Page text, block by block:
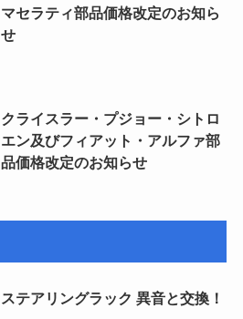
マセラティ部品価格改定のお知ら
せ
クライスラー・プジョー・シトロ
エン及びフィアット・アルファ部
品価格改定のお知らせ
ステアリングラック 異音と交換！